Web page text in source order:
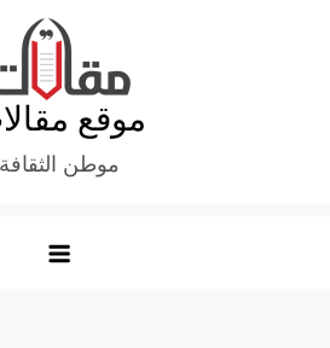
موقع
موطن الثقافة